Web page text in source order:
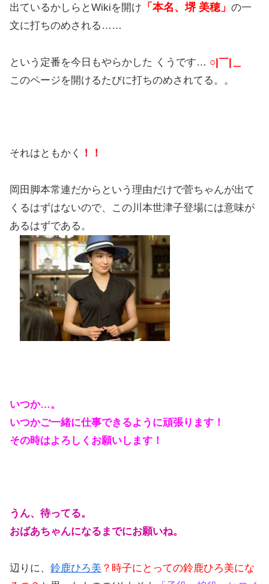
出ているかしらとWikiを開け 「本名、堺 美穂」 の一
文に打ちのめされる……
という定番を今日もやらかした くうです… ○|￣|＿
このページを開けるたびに打ちのめされてる。。
それはともかく ！！
岡田脚本常連だからという理由だけで菅ちゃんが出て
くるはずはないので、この川本世津子登場には意味が
あるはずである。
いつか…。
いつかご一緒に仕事できるように頑張ります！
その時はよろしくお願いします！
うん、待ってる。
おばあちゃんになるまでにお願いね。
辺りに、 鈴鹿ひろ美 ？時子にとっての鈴鹿ひろ美にな